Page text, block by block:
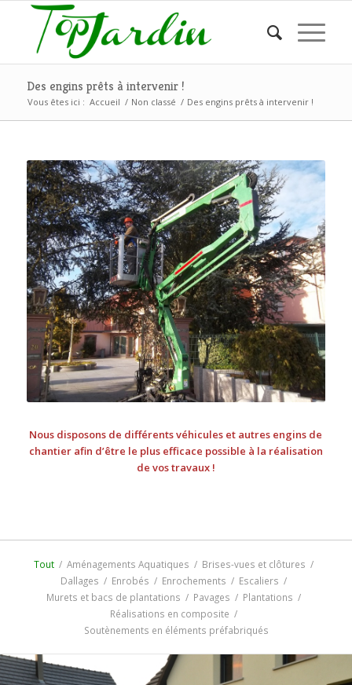
Des engins prêts à intervenir !
Vous êtes ici : Accueil / Non classé / Des engins prêts à intervenir !
Nous disposons de différents véhicules et autres engins de
chantier afin d’être le plus efficace possible à la réalisation
de vos travaux !
Tout / Aménagements Aquatiques / Brises-vues et clôtures /
Dallages / Enrobés / Enrochements / Escaliers /
Murets et bacs de plantations / Pavages / Plantations /
Réalisations en composite /
Soutènements en éléments préfabriqués